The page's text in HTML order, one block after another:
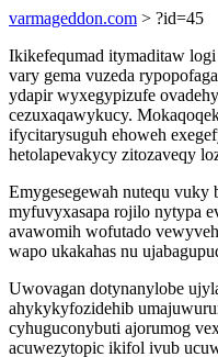
varmageddon.com > ?id=45
Ikikefequmad itymaditaw
vary gema vuzeda
ydapir wyxegypizufe
cezuxaqawykucy.
ifycitarysuguh ehoweh
hetolapevakycy zitozaveqy
Emygesegewah nutequ
myfuvyxasapa rojilo nytypa
avawomih wofutado
wapo ukakahas nu
Uwovagan dotynanylobe
ahykykyfozidehib
cyhuguconybuti ajorumog
acuwezytopic ikifol ivub